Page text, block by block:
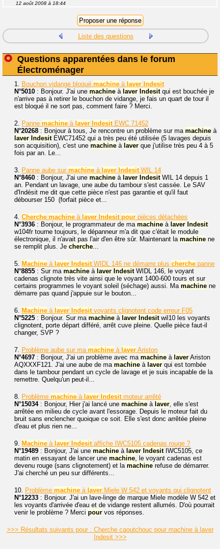
12 août 2008 à 18:44
Liste des questions
Questions apparentées dans le forum
Électroménager
1. Bouchon vidange bloqué machine à laver Indesit
N°5010 : Bonjour. J'ai une machine à laver Indesitqui est bouchée je
n'arrive pas à retirer le bouchon de vidange, je fais un quart de tour il
est bloqué il ne sort pas, comment faire ? Merci.
2. Panne machine à laver IndesitEWC 71452
N°20268 : Bonjour à tous, Je rencontre un problème sur ma machine à
laver IndesitEWC71452 qui a très peu été utilisée (5 lavages depuis
son acquisition), c'est une machine à laver que j'utilise très peu 4 à 5
fois par an. Le...
3. Panne aube sur machine à laver IndesitWIL 14
N°8460 : Bonjour, J'ai une machine à laver IndesitWIL 14 depuis 1
an. Pendant un lavage, une aube du tambour s'est cassée. Le SAV
d'Indésit me dit que cette pièce n'est pas garantie et qu'il faut
débourser 150  (forfait pièce et...
4. Cherche machine à laver Indesit pour pièces détachées
N°3936 : Bonjour, le programmateur de ma machine à laver Indesit
w104fr tourne toujours, le dépanneur m'a dit que c'était le module
électronique, il n'avait pas l'air d'en être sûr. Maintenant la machine ne
se remplit plus. Je cherche...
5. Machine à laver IndesitWIDL 146 ne démarre plus cherche panne
N°8855 : Sur ma machine à laver IndesitWIDL 146, le voyant
cadenas clignote très vite ainsi que le voyant 1400-600 tours et sur
certains programmes le voyant soleil (séchage) aussi. Ma machine ne
démarre pas quand j'appuie sur le bouton...
6. Machine à laver Indesitvoyants clignotent code erreur F05
N°5225 : Bonjour. Sur ma machine à laver Indesitwil10 les voyants
clignotent, porte départ différé, arrêt cuve pleine. Quelle pièce faut-il
changer, SVP ?
7. Problème aube sur ma machine à laver Ariston
N°4697 : Bonjour, J'ai un problème avec ma machine à laver Ariston
AQXXXF121. J'ai une aube de ma machine à laver qui est tombée
dans le tambour pendant un cycle de lavage et je suis incapable de la
remettre. Quelqu'un peut-il...
8. Problème machine à laver Indesitmoteur arrêté
N°15034: Bonjour, Hier j'ai lancé une machine à laver, elle s'est
arrêtée en milieu de cycle avant l'essorage. Depuis le moteur fait du
bruit sans enclencher quoique ce soit. Elle s'est donc arrêtée pleine
d'eau et plus rien ne...
9. Machine à laver Indesitaffiche IWC5105 cadenas rouge ?
N°19489 : Bonjour, J'ai une machine à laver IndesitIWC5105, ce
matin en essayant de lancer une machine, le voyant cadenas est
devenu rouge (sans clignotement) et la machine refuse de démarrer.
J'ai cherché un peu sur différents...
10. Problème machine à laver Miele W 542 et voyants qui clignotent
N°12233 : Bonjour. J'ai un lave-linge de marque Miele modèle W 542 et
les voyants d'arrivée d'eau et de vidange restent allumés. D'où pourrait
venir le problème ? Merci pour vos réponses.
>>> Résultats suivants pour : Cherche caoutchouc pour machine à laver
Indesit >>>